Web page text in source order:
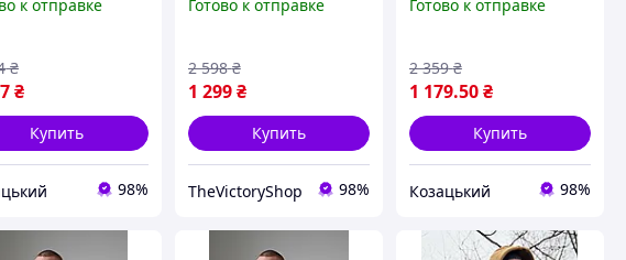
койот, военная
к отправке
₴
₴
Купить
98%
флиска койот, военная
frocgs
Готово к отправке
1 299 ₴
2 598 ₴
Купить
TheVictoryShop 98%
тактическая кофта
Готово к отправке
1 179.50₴
2 359 ₴
Купить
Козацький 98%